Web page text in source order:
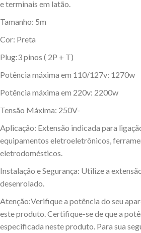
e terminais em latão.
Tamanho: 5m
Cor: Preta
Plug:3 pinos ( 2P + T)
Potência máxima em 110/127v: 1270w
Potência máxima em 220v: 2200w
Tensão Máxima: 250V-
Aplicação: Extensão indicada para
equipamentos eletroeletrônicos,
eletrodomésticos.
Instalação e Segurança: Utilize a
desenrolado.
Atenção:Verifique a potência do seu
este produto. Certifique-se de que a
especificada neste produto. Para sua